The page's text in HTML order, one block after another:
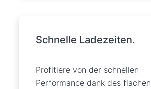
Schnelle Ladezeiten.
Profitiere von der schnellen
Performance dank des flachen